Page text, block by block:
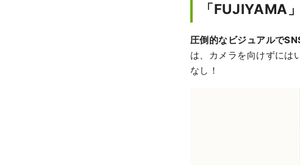
「FUJIYAMA
圧倒的なビジュアルで
は、カメラを向けずには
なし！